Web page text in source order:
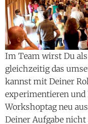
Im Team wirst Du
gleichzeitig das
kannst mit Deiner
experimentieren und
Workshoptag neu
Deiner Aufgabe nicht